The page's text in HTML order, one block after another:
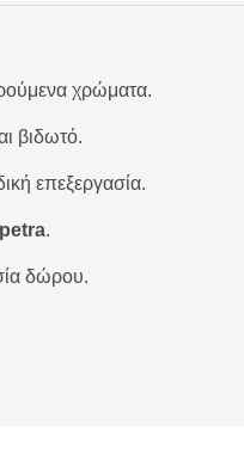
χρώματα.
βιδωτό.
επεξεργασία.
.
δώρου.